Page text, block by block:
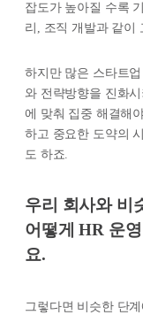
잡도가 높아질 수록
리, 조직 개발과 같이
하지만 많은 스타트
와 전략방향을 진화
에 맞춰 집중 해결해
하고 중요한 도약의
도 하죠.
우리 회사와 비
어떻게 HR 운
요.
그렇다면 비슷한 단